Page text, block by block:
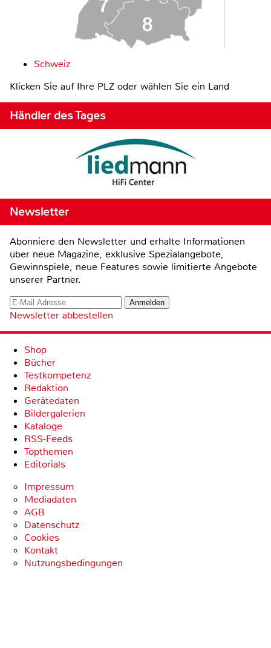
Schweiz
Klicken Sie auf Ihre PLZ oder wählen Sie ein Land
Händler des Tages
Newsletter
Abonniere den Newsletter und erhalte Informationen
über neue Magazine, exklusive Spezialangebote,
Gewinnspiele, neue Features sowie limitierte Angebote
unserer Partner.
Newsletter abbestellen
Shop
Bücher
Testkompetenz
Redaktion
Gerätedaten
Bildergalerien
Kataloge
RSS-Feeds
Topthemen
Editorials
Impressum
Mediadaten
AGB
Datenschutz
Cookies
Kontakt
Nutzungsbedingungen